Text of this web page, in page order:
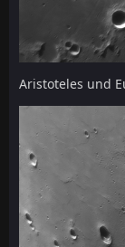
Aristoteles und